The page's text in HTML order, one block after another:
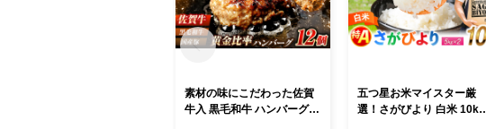
素材の味にこだわった佐賀
牛入 黒毛和牛 ハンバーグ 1
五つ星お米マイスター厳
選！さがびより 白米 10kg